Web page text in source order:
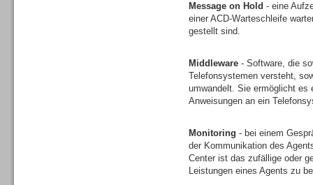
Message on Hold - eine
einer ACD-Warteschleife
gestellt sind.
Middleware - Software, die
Telefonsystemen versteht,
umwandelt. Sie ermöglicht es
Anweisungen an ein
Monitoring - bei einem
der Kommunikation des
Center ist das zufällige oder
Leistungen eines Agents zu